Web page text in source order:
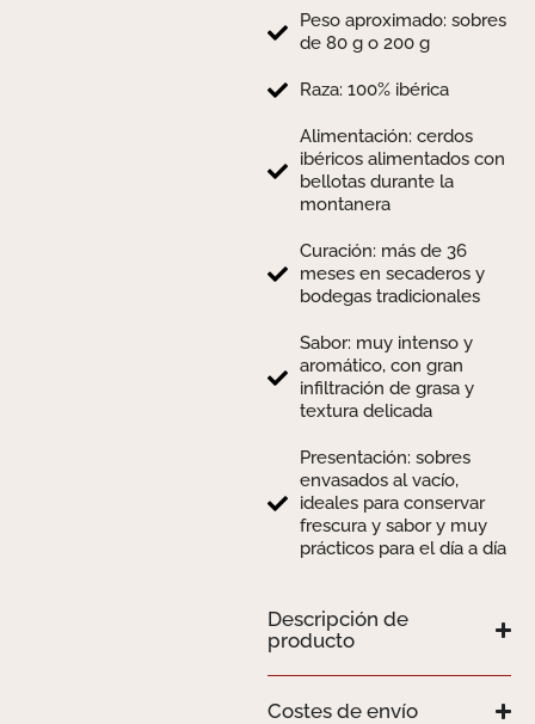
Peso aproximado: sobres
de 80 g o 200 g
Raza: 100% ibérica
Alimentación: cerdos
ibéricos alimentados con
bellotas durante la
montanera
Curación: más de 36
meses en secaderos y
bodegas tradicionales
Sabor: muy intenso y
aromático, con gran
infiltración de grasa y
textura delicada
Presentación: sobres
envasados al vacío,
ideales para conservar
frescura y sabor y muy
prácticos para el día a día
Descripción de
producto
Costes de envío